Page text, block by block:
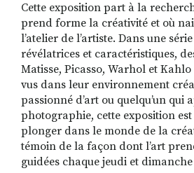
Cette exposition part à la
prend forme la créativité et où
l’atelier de l’artiste. Dans une
révélatrices et caractéristiques,
Matisse, Picasso, Warhol et
vus dans leur environnement
passionné d’art ou quelqu’un qui
photographie, cette exposition est
plonger dans le monde de la
témoin de la façon dont l’art
guidées chaque jeudi et dimanche